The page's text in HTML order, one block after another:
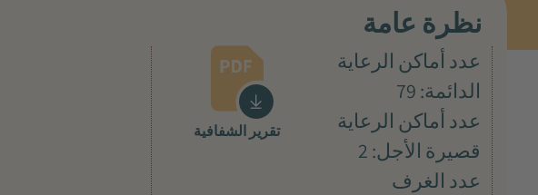
نظرة عامة
عدد أماكن الرعاية
الدائمة: 79
عدد أماكن الرعاية
قصيرة الأجل: 2
عدد الغرف
تقرير الشفافية